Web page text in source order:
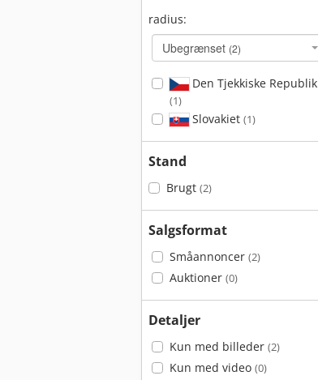
radius:
Ubegrænset (2)
Den Tjekkiske Republik
(1)
Slovakiet (1)
Stand
Brugt (2)
Salgsformat
Småannoncer (2)
Auktioner (0)
Detaljer
Kun med billeder (2)
Kun med video (0)